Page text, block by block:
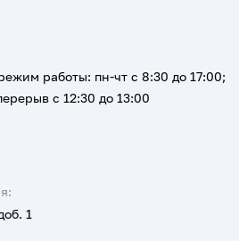
1
работы: пн-чт с 8:30 до 17:00;
с 12:30 до 13:00